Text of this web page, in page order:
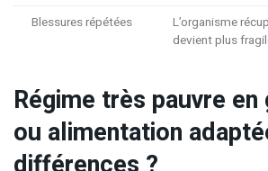
Blessures répétées
L’organisme
devient plus
Régime très pauvre
ou alimentation